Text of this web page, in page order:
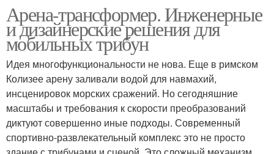
Арена-трансформер. Инженерные
и дизайнерские решения для
мобильных трибун
Идея многофункциональности не нова. Еще в римском
Колизее арену заливали водой для навмахий,
инсценировок морских сражений. Но сегодняшние
масштабы и требования к скорости преобразований
диктуют совершенно иные подходы. Современный
спортивно-развлекательный комплекс это не просто